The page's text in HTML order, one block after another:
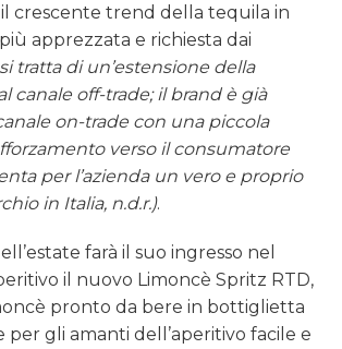
crescente trend della tequila in
apprezzata e richiesta dai
si tratta di un’estensione della
canale off-trade; il brand è già
on-trade con una piccola
verso il consumatore
per l’azienda un vero e proprio
in Italia, n.d.r.).
farà il suo ingresso nel
il nuovo Limoncè Spritz RTD,
pronto da bere in bottiglietta
per gli amanti dell’aperitivo facile e